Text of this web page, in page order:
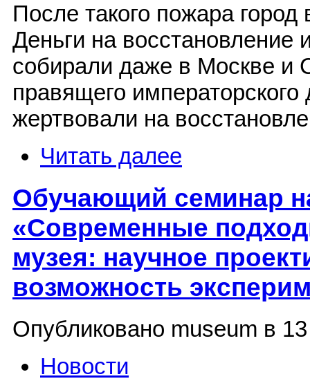
После такого пожара город
Деньги на
собирали даже в Москве и
правящего
жертвовали на
Читать далее
Обучающий семинар
«Современные
музея: научное
возможность
Опубликовано museum в
Новости